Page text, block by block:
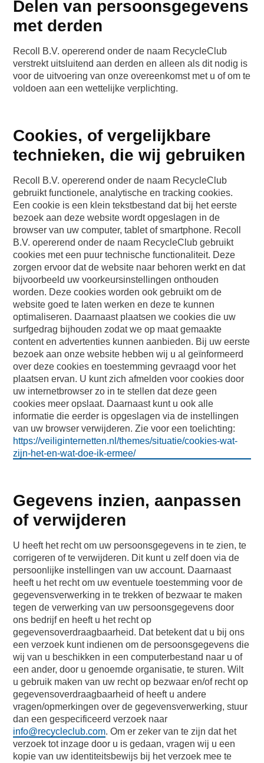
Delen van persoonsgegevens
met derden
Recoll B.V. opererend onder de naam RecycleClub
verstrekt uitsluitend aan derden en alleen als dit nodig is
voor de uitvoering van onze overeenkomst met u of om te
voldoen aan een wettelijke verplichting.
Cookies, of vergelijkbare
technieken, die wij gebruiken
Recoll B.V. opererend onder de naam RecycleClub
gebruikt functionele, analytische en tracking cookies.
Een cookie is een klein tekstbestand dat bij het eerste
bezoek aan deze website wordt opgeslagen in de
browser van uw computer, tablet of smartphone. Recoll
B.V. opererend onder de naam RecycleClub gebruikt
cookies met een puur technische functionaliteit. Deze
zorgen ervoor dat de website naar behoren werkt en dat
bijvoorbeeld uw voorkeursinstellingen onthouden
worden. Deze cookies worden ook gebruikt om de
website goed te laten werken en deze te kunnen
optimaliseren. Daarnaast plaatsen we cookies die uw
surfgedrag bijhouden zodat we op maat gemaakte
content en advertenties kunnen aanbieden. Bij uw eerste
bezoek aan onze website hebben wij u al geïnformeerd
over deze cookies en toestemming gevraagd voor het
plaatsen ervan. U kunt zich afmelden voor cookies door
uw internetbrowser zo in te stellen dat deze geen
cookies meer opslaat. Daarnaast kunt u ook alle
informatie die eerder is opgeslagen via de instellingen
van uw browser verwijderen. Zie voor een toelichting:
https://veiliginternetten.nl/themes/situatie/cookies-wat-
zijn-het-en-wat-doe-ik-ermee/
Gegevens inzien, aanpassen
of verwijderen
U heeft het recht om uw persoonsgegevens in te zien, te
corrigeren of te verwijderen. Dit kunt u zelf doen via de
persoonlijke instellingen van uw account. Daarnaast
heeft u het recht om uw eventuele toestemming voor de
gegevensverwerking in te trekken of bezwaar te maken
tegen de verwerking van uw persoonsgegevens door
ons bedrijf en heeft u het recht op
gegevensoverdraagbaarheid. Dat betekent dat u bij ons
een verzoek kunt indienen om de persoonsgegevens die
wij van u beschikken in een computerbestand naar u of
een ander, door u genoemde organisatie, te sturen. Wilt
u gebruik maken van uw recht op bezwaar en/of recht op
gegevensoverdraagbaarheid of heeft u andere
vragen/opmerkingen over de gegevensverwerking, stuur
dan een gespecificeerd verzoek naar
info@recycleclub.com. Om er zeker van te zijn dat het
verzoek tot inzage door u is gedaan, vragen wij u een
kopie van uw identiteitsbewijs bij het verzoek mee te